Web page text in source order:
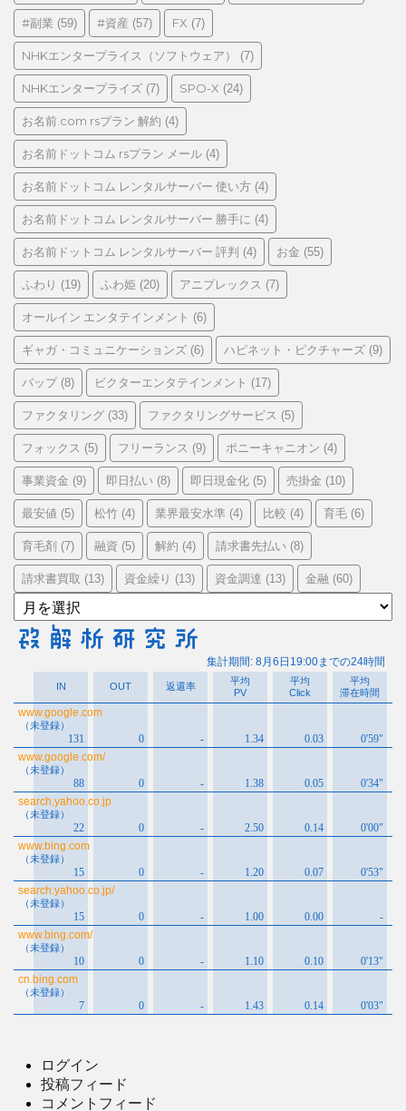
リ
ー
#副業 (59) #資産 (57) FX (7)
NHKエンタープライス（ソフトウェア） (7)
NHKエンタープライズ (7) SPO-X (24)
お名前.com rsプラン 解約 (4)
お名前ドットコム rsプラン メール (4)
お名前ドットコム レンタルサーバー 使い方 (4)
お名前ドットコム レンタルサーバー 勝手に (4)
お名前ドットコム レンタルサーバー 評判 (4) お金 (55)
ふわり (19) ふわ姫 (20) アニプレックス (7)
オールイン エンタテインメント (6)
ギャガ・コミュニケーションズ (6) ハピネット・ピクチャーズ (9)
バップ(8) ビクターエンタテインメント (17)
ファクタリング (33) ファクタリングサービス (5)
フォックス (5) フリーランス (9) ポニーキャニオン (4)
事業資金 (9) 即日払い (8) 即日現金化 (5) 売掛金 (10)
最安値 (5) 松竹 (4) 業界最安水準 (4) 比較 (4) 育毛 (6)
育毛剤 (7) 融資 (5) 解約 (4) 請求書先払い (8)
請求書買取 (13) 資金繰り (13) 資金調達 (13) 金融 (60)
ア
ー
カ
ログイン
投稿フィード
コメントフィード